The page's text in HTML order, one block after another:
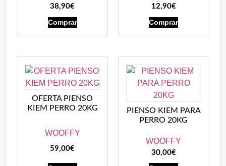
38,90€
Comprar
12,90€
Comprar
OFERTA PIENSO
KIEM PERRO 20KG
WOOFFY
59,00€
PIENSO KIEM PARA
PERRO 20KG
WOOFFY
30,00€